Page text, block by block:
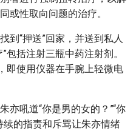
或性取向问题的治疗。
到“押送”回家，并送到私人
包括注射三瓶中药注射剂。
即使用仪器在手腕上轻微电
亦吼道“你是男的女的？”“你
的指责和斥骂让朱亦情绪